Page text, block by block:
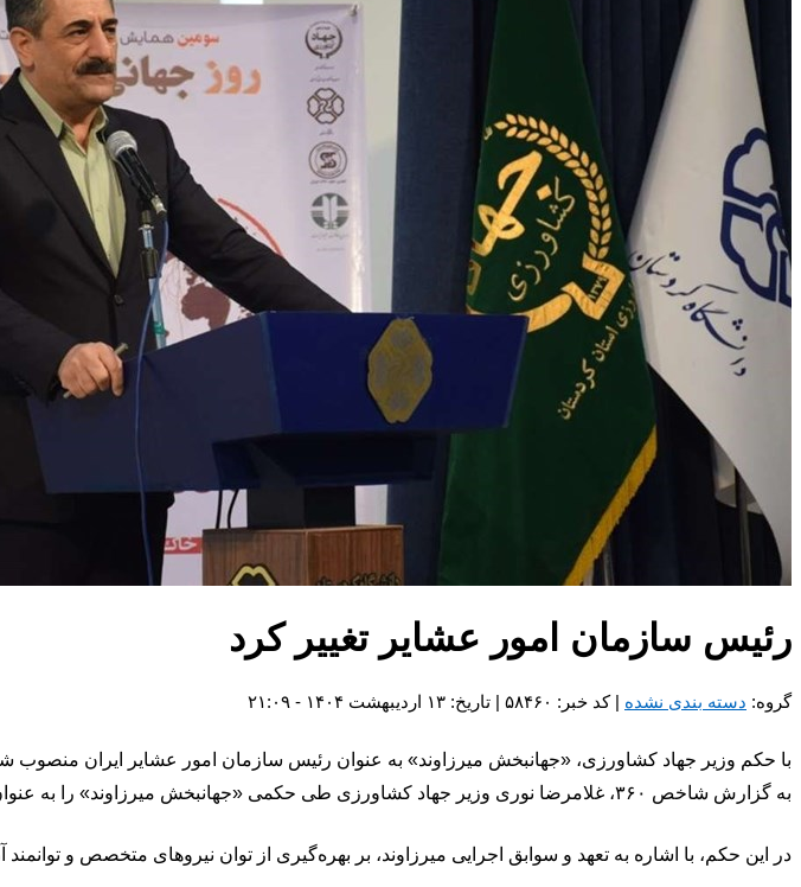
رئیس سازمان امور عشایر تغییر کرد
گروه: دسته بندی نشده | کد خبر: ۵۸۴۶۰ | تاریخ: ۱۳ اردیبهشت ۱۴۰۴ - ۲۱:۰۹
با حکم وزیر جهاد کشاورزی، «جهانبخش میرزاوند» به عنوان رئیس سازمان امور عشایر ایران منصوب
به گزارش شاخص ۳۶۰، غلامرضا نوری وزیر جهاد کشاورزی طی حکمی «جهانبخش میرزاوند» را به عنوان رئیس سازمان امور عشایر ایران منصوب کرد.
در این حکم، با اشاره به تعهد و سوابق اجرایی میرزاوند، بر بهره‌گیری از توان نیروهای متخصص و